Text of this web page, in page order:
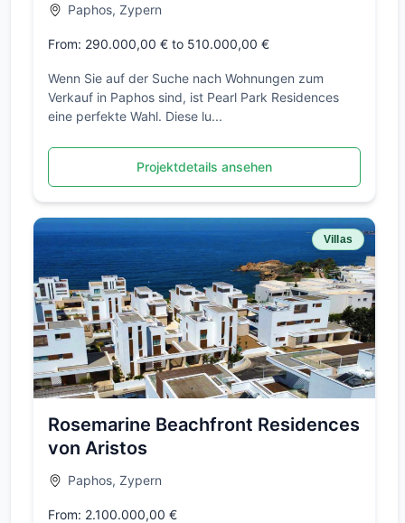
Paphos, Zypern
From: 290.000,00 € to 510.000,00 €
Wenn Sie auf der Suche nach Wohnungen zum
Verkauf in Paphos sind, ist Pearl Park Residences
eine perfekte Wahl. Diese lu...
Projektdetails ansehen
Villas
Rosemarine Beachfront Residences
von Aristos
Paphos, Zypern
From: 2.100.000,00 €